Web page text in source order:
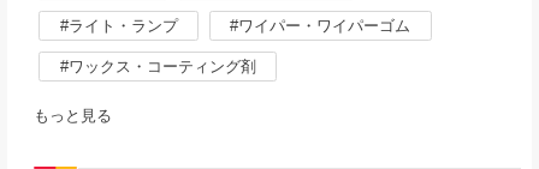
ライト・ランプ ワイパー・ワイパーゴム
ワックス・コーティング剤
もっと見る